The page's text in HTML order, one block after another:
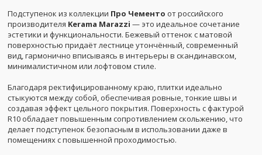
Подступенок из коллекции Про Чементо от российского
производителя Kerama Marazzi — это идеальное сочетание
эстетики и функциональности. Бежевый оттенок с матовой
поверхностью придаёт лестнице утончённый, современный
вид, гармонично вписываясь в интерьеры в скандинавском,
минималистичном или лофтовом стиле.
Благодаря ректифицированному краю, плитки идеально
стыкуются между собой, обеспечивая ровные, тонкие швы и
создавая эффект цельного покрытия. Поверхность с фактурой
R10 обладает повышенным сопротивлением скольжению, что
делает подступенок безопасным в использовании даже в
помещениях с повышенной проходимостью.